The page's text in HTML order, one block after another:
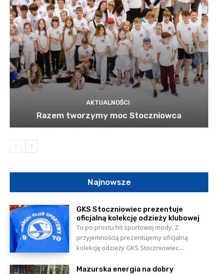
AKTUALNOŚCI
Razem tworzymy moc Stoczniowca
Najnowsze
GKS Stoczniowiec prezentuje
oficjalną kolekcję odzieży klubowej
To po prostu hit sportowej mody. Z
przyjemnością prezentujemy oficjalną
kolekcję odzieży GKS Stoczniowiec....
Mazurska energia na dobry